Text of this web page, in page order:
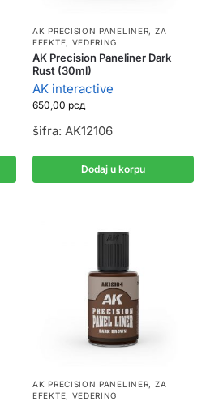
AK PRECISION PANELINER, ZA
EFEKTE, VEDERING
AK Precision Paneliner Dark
Rust (30ml)
AK interactive
650,00 рсд
šifra: AK12106
Dodaj u korpu
AK PRECISION PANELINER, ZA
EFEKTE, VEDERING